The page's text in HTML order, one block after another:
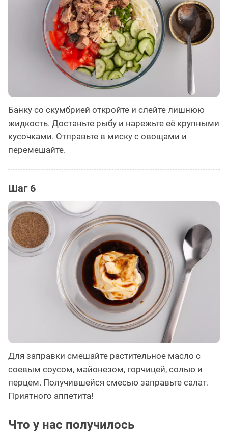
Банку со скумбрией откройте и слейте лишнюю
жидкость. Достаньте рыбу и нарежьте её крупными
кусочками. Отправьте в миску с овощами и
перемешайте.
Шаг 6
Для заправки смешайте растительное масло с
соевым соусом, майонезом, горчицей, солью и
перцем. Получившейся смесью заправьте салат.
Приятного аппетита!
Что у нас получилось